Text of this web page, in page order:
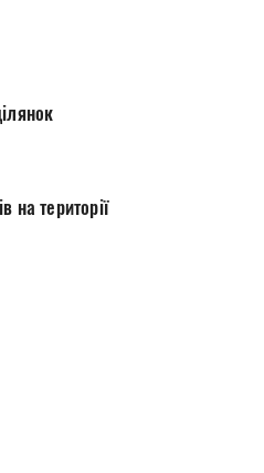
території